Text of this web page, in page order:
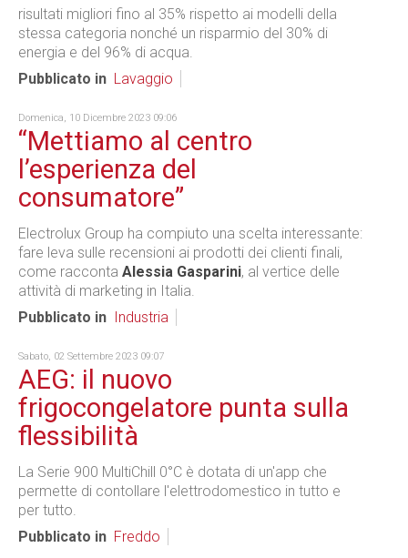
risultati migliori fino al 35% rispetto ai modelli della
stessa categoria nonché un risparmio del 30% di
energia e del 96% di acqua.
Pubblicato in Lavaggio
Domenica, 10 Dicembre 2023 09:06
“Mettiamo al centro
l’esperienza del
consumatore”
Electrolux Group ha compiuto una scelta interessante:
fare leva sulle recensioni ai prodotti dei clienti finali,
come racconta Alessia Gasparini, al vertice delle
attività di marketing in Italia.
Pubblicato in
Industria
Sabato, 02 Settembre 2023 09:07
AEG: il nuovo
frigocongelatore punta sulla
flessibilità
La Serie 900 MultiChill 0°C è dotata di un'app che
permette di contollare l'elettrodomestico in tutto e
per tutto.
Pubblicato in Freddo